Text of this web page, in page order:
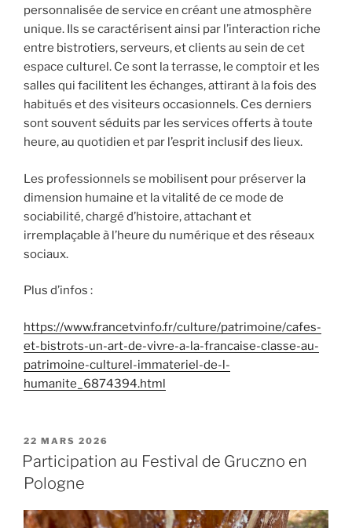
personnalisée de service en créant une atmosphère
unique. Ils se caractérisent ainsi par l’interaction riche
entre bistrotiers, serveurs, et clients au sein de cet
espace culturel. Ce sont la terrasse, le comptoir et les
salles qui facilitent les échanges, attirant à la fois des
habitués et des visiteurs occasionnels. Ces derniers
sont souvent séduits par les services offerts à toute
heure, au quotidien et par l’esprit inclusif des lieux.
Les professionnels se mobilisent pour préserver la
dimension humaine et la vitalité de ce mode de
sociabilité, chargé d’histoire, attachant et
irremplaçable à l’heure du numérique et des réseaux
sociaux.
Plus d’infos :
https://www.francetvinfo.fr/culture/patrimoine/cafes-
et-bistrots-un-art-de-vivre-a-la-francaise-classe-au-
patrimoine-culturel-immateriel-de-l-
humanite_6874394.html
PUBLIÉ
LE
22 MARS 2026
Participation au Festival de Gruczno en
Pologne